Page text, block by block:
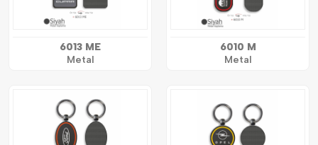
6013 ME
Metal
6010 M
Metal